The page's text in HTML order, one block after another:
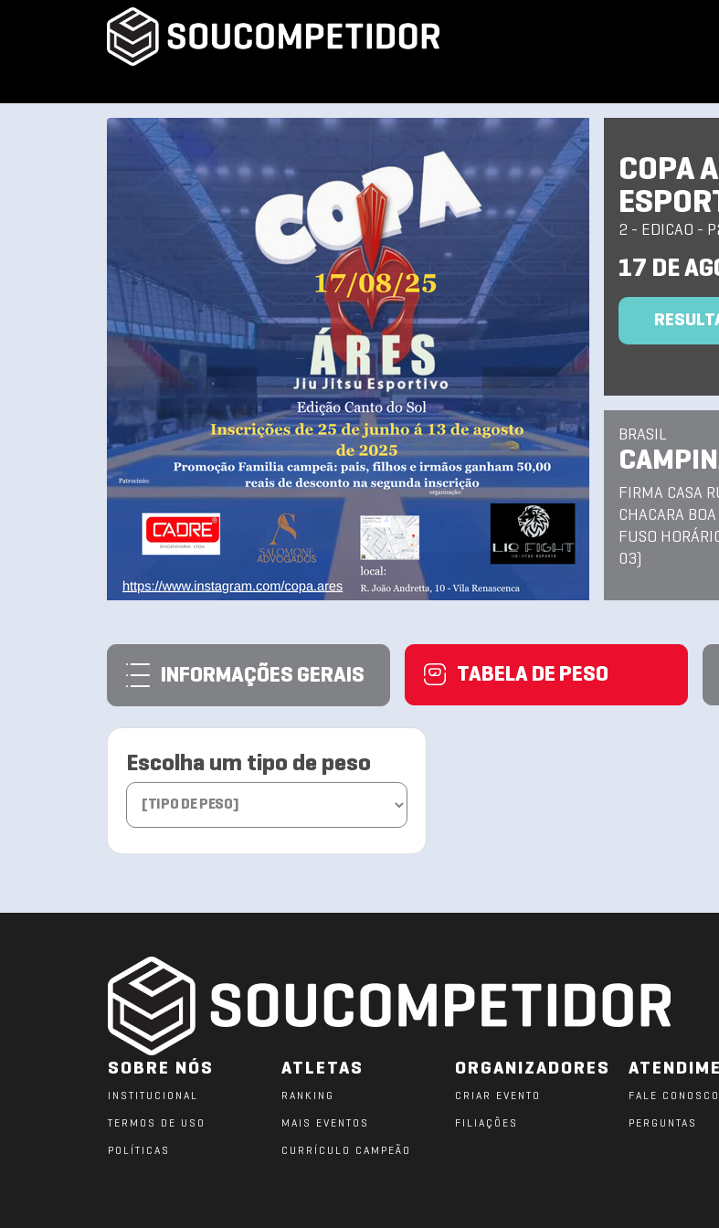
COPA
2 - EDICAO -
17 DE
BRASIL
FIRMA CASA
CHACARA
FUSO
03)
INFORMAÇÕES GERAIS TABELA DE PESO
Escolha um tipo de peso
SOBRE NÓS
INSTITUCIONAL
TERMOS DE USO
POLÍTICAS
ATLETAS
RANKING
MAIS EVENTOS
CURRÍCULO CAMPEÃO
ORGANIZADORES
CRIAR EVENTO
FILIAÇÕES
FALE CONOSCO
PERGUNTAS